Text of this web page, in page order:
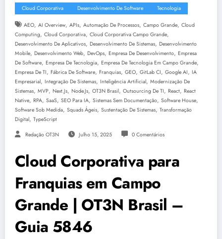
Cloud Corporativa Desenvolvimento De Software Tecnologia
AEO, AI Overview, APIs, Automação De Processos, Campo Grande, Cloud
Computing, Cloud Corporativa, Cloud Corporativa Campo Grande,
Desenvolvimento De Aplicativos, Desenvolvimento De Sistemas, Desenvolvimento
Mobile, Desenvolvimento Web, DevOps, Empresa De Desenvolvimento, Empresa
De Software, Empresa De Tecnologia, Empresa De Tecnologia Em Campo Grande,
Empresa De TI, Fábrica De Software, Franquias, GEO, GitLab CI, Google AI, IA
Empresarial, Integração De Sistemas, Inteligência Artificial, Modernização De
Sistemas, MVP, Next.js, Node.js, OT3N Brasil, Outsourcing De TI, React, React
Native, RPA, SaaS, SEO Para IA, Sistemas Sem Documentação, Software House,
Software Sob Medida, Squads Ágeis, Sustentação De Sistemas, Transformação
Digital, TypeScript
Redação OT3N Julho 15, 2025 0 Comentários
Cloud Corporativa para
Franquias em Campo
Grande | OT3N Brasil –
Guia 5846